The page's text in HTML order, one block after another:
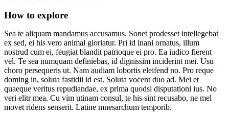
How to explore
Sea te aliquam mandamus accusamus. Sonet prodesset intellegebat
ex sed, ei his vero animal gloriatur. Pri id inani ornatus, illum
nostrud cum ei, feugiat blandit patrioque ei pro. Ea iudico fierent
vel. Te sea numquam definiebas, id dignissim inciderint mei. Usu
choro persequeris ut. Nam audiam lobortis eleifend no. Pro reque
doming in, soluta fastidii id est. Soluta vocent duo ad. Mei et
quaeque veritus repudiandae, ex prima quodsi disputationi ius. No
veri elitr mea. Cu vim utinam consul, te his sint recusabo, ne mel
movet ridens senserit. Latine mnesarchum temporib.